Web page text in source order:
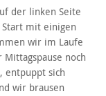
der linken Seite
mit einigen
wir im Laufe
Mittagspause noch
entpuppt sich
wir brausen